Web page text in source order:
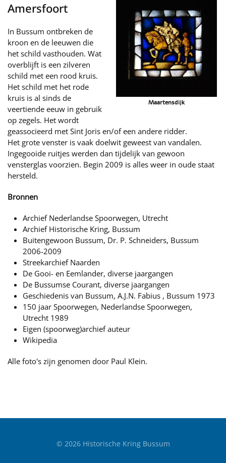
Maartensdijk
Amersfoort
In Bussum ontbreken de
kroon en de leeuwen die
het schild vasthouden. Wat
overblijft is een zilveren
schild met een rood kruis.
Het schild met het rode
kruis is al sinds de
veertiende eeuw in gebruik
op zegels. Het wordt
geassocieerd met Sint Joris en/of een andere ridder.
Het grote venster is vaak doelwit geweest van vandalen.
Ingegooide ruitjes werden dan tijdelijk van gewoon
vensterglas voorzien. Begin 2009 is alles weer in oude staat
hersteld.
Bronnen
Archief Nederlandse Spoorwegen, Utrecht
Archief Historische Kring, Bussum
Buitengewoon Bussum, Dr. P. Schneiders, Bussum
2006-2009
Streekarchief Naarden
De Gooi- en Eemlander, diverse jaargangen
De Bussumse Courant, diverse jaargangen
Geschiedenis van Bussum, A.J.N. Fabius , Bussum 1973
150 jaar Spoorwegen, Nederlandse Spoorwegen,
Utrecht 1989
Eigen (spoorweg)archief auteur
Wikipedia
Alle foto's zijn genomen door Paul Klein.
© 2026Historische Kring Bussum